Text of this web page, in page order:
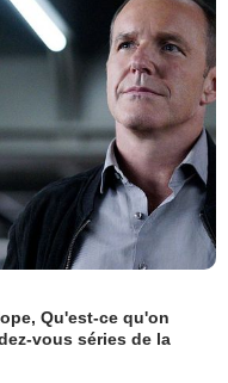
Qu'est-ce qu'on
vous séries de la